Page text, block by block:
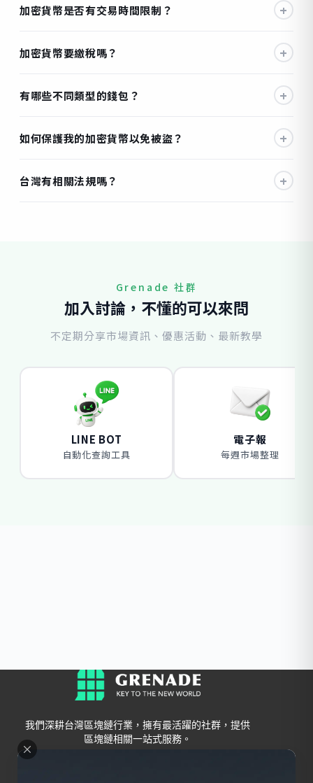
加密貨幣是否有交易時間限制？ +
加密貨幣要繳稅嗎？ +
有哪些不同類型的錢包？ +
如何保護我的加密貨幣以免被盜？ +
台灣有相關法規嗎？ +
Grenade 社群
加入討論，不懂的可以來問
不定期分享市場資訊、優惠活動、最新教學
LINE BOT
自動化查詢工具
電子報
每週市場整理
我們深耕台灣區塊鏈行業，擁有最活躍的社群，提供
區塊鏈相關一站式服務。